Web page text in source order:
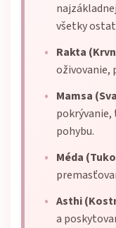
všetky
Rakta
oživovanie,
Mamsa
pokrývanie,
pohybu.
Méda
Asthi
a